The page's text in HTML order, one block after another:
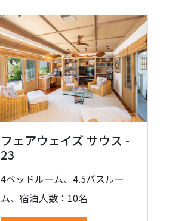
フェアウェイズ サウス -
23
4ベッドルーム、4.5バスルー
ム、宿泊人数：10名